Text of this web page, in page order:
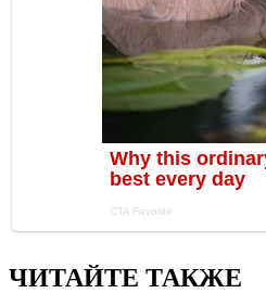
ЧИТАЙТЕ ТАКЖЕ